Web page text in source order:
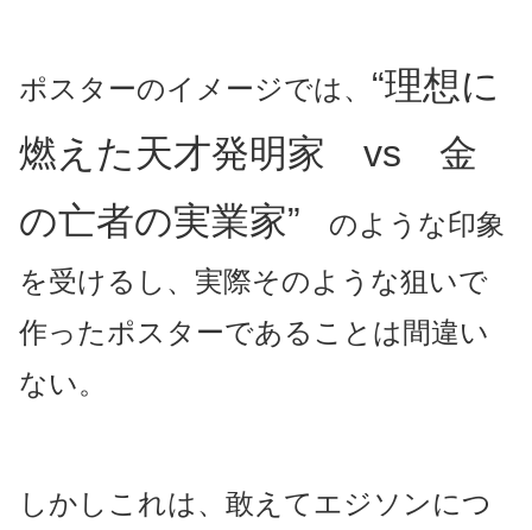
ポスターのイメージでは、 “理想に
燃えた天才発明家 vs 金
の亡者の実業家” のような印象
を受けるし、実際そのような狙いで
作ったポスターであることは間違い
ない。
しかしこれは、敢えてエジソンにつ